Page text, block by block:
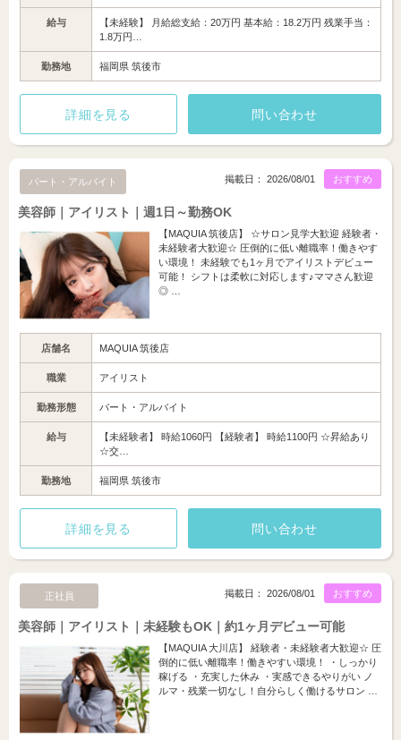
給与
【未経験】 月給総支給：20万円 基本給：18.2万円 残業手当：
1.8万円…
勤務地 福岡県 筑後市
詳細を見る 問い合わせ
パート・アルバイト おすすめ
掲載日： 2026/08/01
美容師｜アイリスト｜週1日～勤務OK
【MAQUIA 筑後店】 ☆サロン見学大歓迎 経験者・
未経験者大歓迎☆ 圧倒的に低い離職率！働きやす
い環境！ 未経験でも1ヶ月でアイリストデビュー
可能！ シフトは柔軟に対応します♪ママさん歓迎
◎ …
店舗名 MAQUIA 筑後店
職業 アイリスト
勤務形態 パート・アルバイト
給与
【未経験者】 時給1060円 【経験者】 時給1100円 ☆昇給あり
☆交…
勤務地 福岡県 筑後市
詳細を見る 問い合わせ
正社員 おすすめ
掲載日： 2026/08/01
美容師｜アイリスト｜未経験もOK｜約1ヶ月デビュー可能
【MAQUIA 大川店】 経験者・未経験者大歓迎☆ 圧
倒的に低い離職率！働きやすい環境！ ・しっかり
稼げる ・充実した休み ・実感できるやりがい ノ
ルマ・残業一切なし！自分らしく働けるサロン …